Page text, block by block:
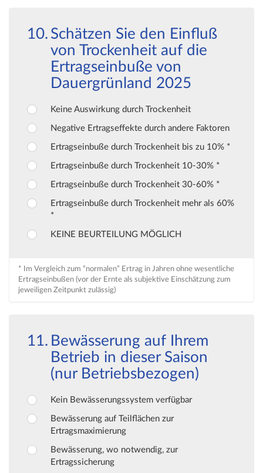
Schätzen Sie den Einfluß
von Trockenheit auf die
Ertragseinbuße von
Dauergrünland 2025
Keine Auswirkung durch Trockenheit
Negative Ertragseffekte durch andere Faktoren
Ertragseinbuße durch Trockenheit bis zu 10% *
Ertragseinbuße durch Trockenheit 10-30% *
Ertragseinbuße durch Trockenheit 30-60% *
Ertragseinbuße durch Trockenheit mehr als 60%
*
KEINE BEURTEILUNG MÖGLICH
* Im Vergleich zum “normalen” Ertrag in Jahren ohne wesentliche
Ertragseinbußen (vor der Ernte als subjektive Einschätzung zum
jeweiligen Zeitpunkt zulässig)
Bewässerung auf Ihrem
Betrieb in dieser Saison
(nur Betriebsbezogen)
Kein Bewässerungssystem verfügbar
Bewässerung auf Teilflächen zur
Ertragsmaximierung
Bewässerung, wo notwendig, zur
Ertragssicherung